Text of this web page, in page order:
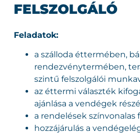
FELSZOLGÁLÓ
Feladatok:
a szálloda éttermében,
rendezvénytermében,
szintű felszolgálói
az éttermi választék
ajánlása a vendégek
a rendelések színvonalas
hozzájárulás a